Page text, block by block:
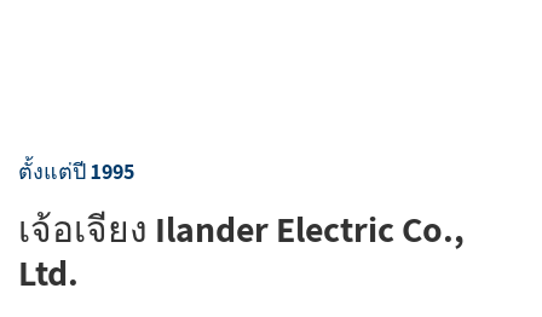
ตั้งแต่ปี 1995
เจ้อเจียง Ilander Electric Co.,
Ltd.